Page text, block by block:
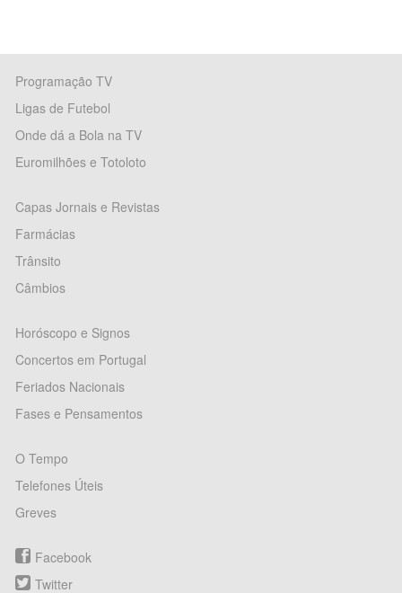
Programação TV
Ligas de Futebol
Onde dá a Bola na TV
Euromilhões e Totoloto
Capas Jornais e Revistas
Farmácias
Trânsito
Câmbios
Horóscopo e Signos
Concertos em Portugal
Feriados Nacionais
Fases e Pensamentos
O Tempo
Telefones Úteis
Greves
Facebook
Twitter